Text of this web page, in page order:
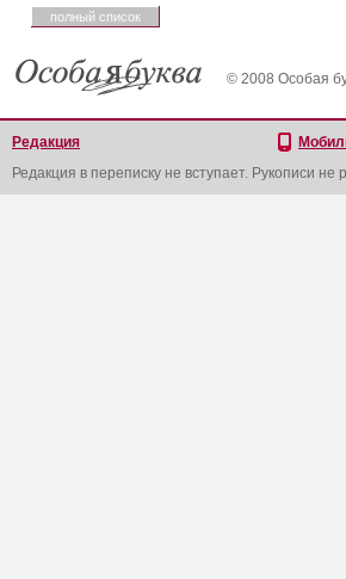
полный список
© 2008 Особая
Редакция
Редакция в переписку не вступает. Рукописи